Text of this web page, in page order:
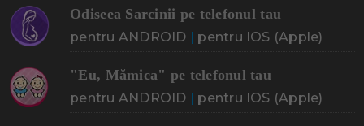
Odiseea Sarcinii pe telefonul tau
pentru ANDROID | pentru IOS (Apple)
"Eu, Mămica" pe telefonul tau
pentru ANDROID | pentru IOS (Apple)